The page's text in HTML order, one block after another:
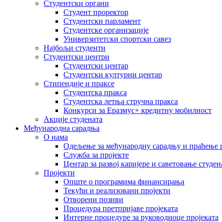
Студентски органи
Студент проректор
Студентски парламент
Студентске организације
Универзитетски спортски савез
Најбољи студенти
Студентски центри
Студентски центар
Студентски културни центар
Стипендије и праксе
Студентска пракса
Студентска летња стручна пракса
Конкурси за Еразмус+ кредитну мобилност
Акције студената
Међународна сарадња
О нама
Одељење за међународну сарадњу и праћење
Служба за пројекте
Центар за развој каријере и саветовање
Пројекти
Опште о програмима финансирања
Текући и реализовани пројекти
Отворени позиви
Процедура претпријаве пројеката
Интерне процедуре за руководиоце пројеката